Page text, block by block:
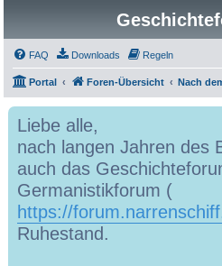
FAQ Downloads Regeln
Portal Foren-Übersicht Nach
Liebe alle,
nach langen Jahren des
auch das
Germanistikforum (
https://
Ruhestand.